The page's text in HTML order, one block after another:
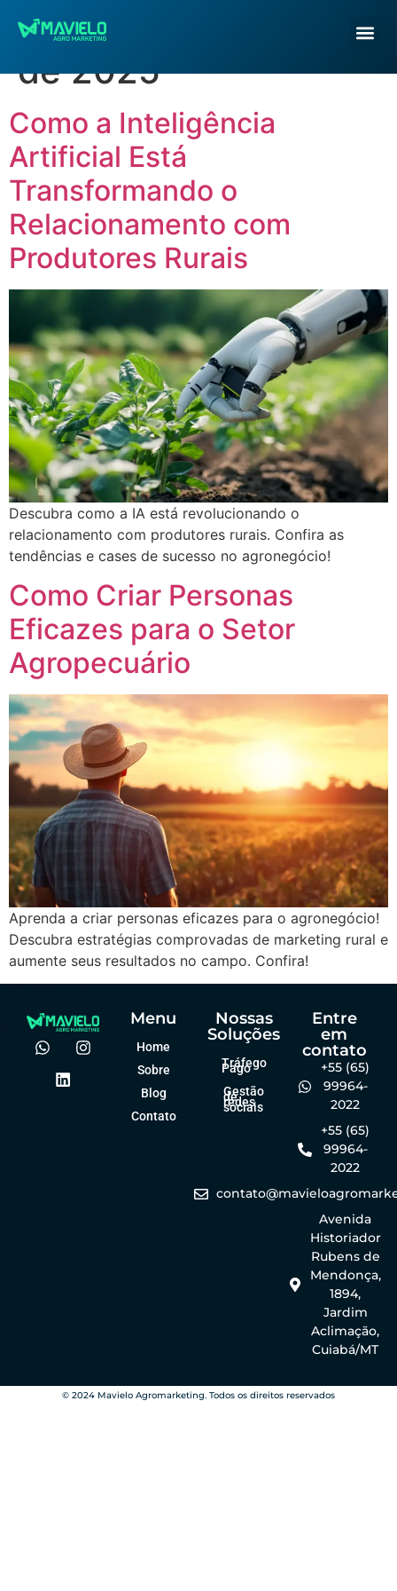
Dia:26 de fevereiro
de 2025
Como a Inteligência
Artificial Está
Transformando o
Relacionamento com
Produtores Rurais
Descubra como a IA está revolucionando o
relacionamento com produtores rurais. Confira as
tendências e cases de sucesso no agronegócio!
Como Criar Personas
Eficazes para o Setor
Agropecuário
Aprenda a criar personas eficazes para o agronegócio!
Descubra estratégias comprovadas de marketing rural e
aumente seus resultados no campo. Confira!
Menu
Home
Sobre
Blog
Contato
Nossas
Soluções
Tráfego
Pago
Gestão
de
redes
sociais
Entre
em
contato
+55 (65)
99964-
2022
+55 (65)
99964-
2022
Avenida
Historiador
Rubens de
Mendonça,
1894,
Jardim
Aclimação,
Cuiabá/MT
© 2024 Mavielo Agromarketing. Todos os direitos reservados